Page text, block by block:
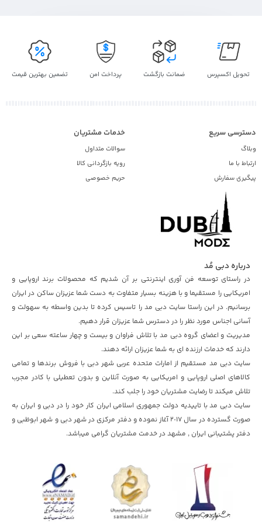
تحویل اکسپرس ضمانت بازگشت پرداخت امن تضمین بهترین قیمت
دسترسی سریع
وبلاگ
ارتباط با ما
پیگیری سفارش
خدمات مشتریان
سوالات متداول
رویه بازگردانی کالا
حریم خصوصی
درباره دبی مُد
در راستای توسعه فن آوری اینترنتی بر آن شدیم که محصولات برند اروپایی و
امریکایی را مستقیما و با هزینه بسیار متفاوت به دست شما عزیزان ساکن در ایران
برسانیم. در این راستا سایت دبی مد را تاسیس کرده تا بدین واسطه به سهولت و
آسانی اجناس مورد نظر را در دسترس شما عزیزان قرار دهیم.
مدیریت و اعضای گروه دبی مد با تلاش فراوان و بیست و چهار ساعته سعی بر این
دارند که خدمات ارزنده ای به شما عزیزان ارائه دهند.
سایت دبی مد مستقیم از امارات متحده عربی شهر دبی با فروش برندها و تمامی
کالاهای اصلی اروپایی و امریکایی به صورت آنلاین و بدون تعطیلی با کادر مجرب
تلاش میکند تا رضایت مشتریان خود را جلب کند.
سایت دبی مد با تاییدیه دولت جمهوری اسلامی ایران کار خود را در دبی و ایران به
صورت گسترده در سال ٢٠١۷ آغاز نموده و دفتر مرکزی در شهر دبی و شهر ابوظبی و
دفتر پشتیبانی ایران , مشهد در خدمت مشتریان گرامی میباشد.